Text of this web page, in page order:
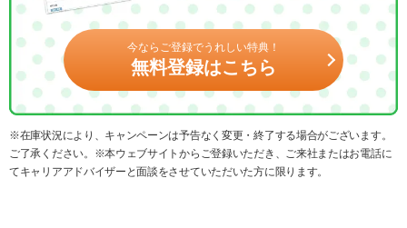
今ならご登録でうれしい特典！
無料登録はこちら
※在庫状況により、キャンペーンは予告なく変更・終了する場合がございます。
ご了承ください。※本ウェブサイトからご登録いただき、ご来社またはお電話に
てキャリアアドバイザーと面談をさせていただいた方に限ります。